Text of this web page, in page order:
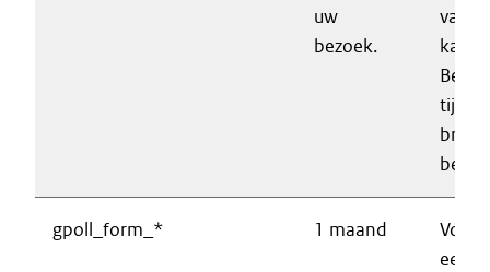
uw
bezoek.
vaker
kan
gpoll_form_* 1 maand
een